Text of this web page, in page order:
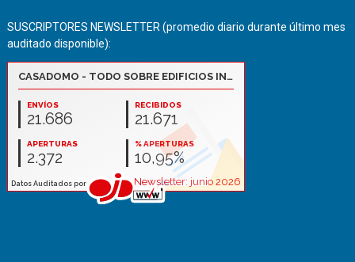
SUSCRIPTORES NEWSLETTER (promedio diario durante último mes
auditado disponible):